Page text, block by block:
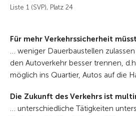
Liste 1 (SVP), Platz 24
Für mehr Verkehrssicherheit
… weniger Dauerbaustellen
den Autoverkehr besser trennen,
möglich ins Quartier, Autos auf die
Die Zukunft des Verkehrs ist
… unterschiedliche Tätigkeiten